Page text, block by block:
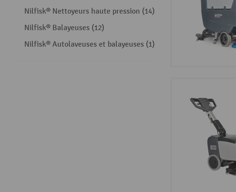
Nilfisk® Nettoyeurs haute pression (14)
Nilfisk® Balayeuses (12)
Nilfisk® Autolaveuses et balayeuses (1)